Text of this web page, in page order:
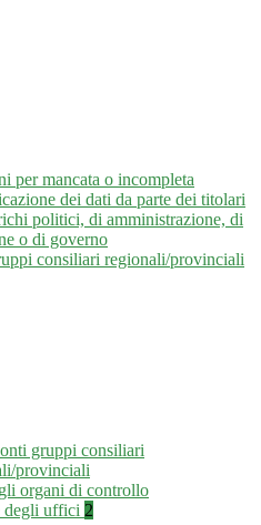
per mancata o incompleta
dei dati da parte dei titolari
politici, di amministrazione, di
o di governo
consiliari regionali/provinciali
gruppi consiliari
provinciali
organi di controllo
degli uffici 2